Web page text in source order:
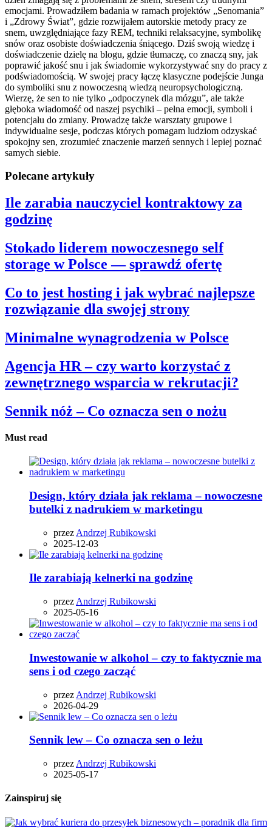
emocjami. Prowadziłem badania w ramach projektów „Senomania”
i „Zdrowy Świat”, gdzie rozwijałem autorskie metody pracy ze
snem, uwzględniające fazy REM, techniki relaksacyjne, symbolikę
snów oraz osobiste doświadczenia śniącego. Dziś swoją wiedzę i
doświadczenie dzielę na blogu, gdzie tłumaczę, co znaczą sny, jak
poprawić jakość snu i jak świadomie wykorzystywać sny do pracy z
podświadomością. W swojej pracy łączę klasyczne podejście Junga
do symboliki snu z nowoczesną wiedzą neuropsychologiczną.
Wierzę, że sen to nie tylko „odpoczynek dla mózgu”, ale także
głęboka wiadomość od naszej psychiki – pełna emocji, symboli i
potencjału do zmiany. Prowadzę także warsztaty grupowe i
indywidualne sesje, podczas których pomagam ludziom odzyskać
spokojny sen, zrozumieć znaczenie marzeń sennych i lepiej poznać
samych siebie.
Polecane artykuły
Ile zarabia nauczyciel kontraktowy za
godzinę
Stokado liderem nowoczesnego self
storage w Polsce — sprawdź ofertę
Co to jest hosting i jak wybrać najlepsze
rozwiązanie dla swojej strony
Minimalne wynagrodzenia w Polsce
Agencja HR – czy warto korzystać z
zewnętrznego wsparcia w rekrutacji?
Sennik nóż – Co oznacza sen o nożu
Must read
Design, który działa jak reklama – nowoczesne
butelki z nadrukiem w marketingu
przez Andrzej Rubikowski
2025-12-03
Ile zarabiają kelnerki na godzinę
przez Andrzej Rubikowski
2025-05-16
Inwestowanie w alkohol – czy to faktycznie ma
sens i od czego zacząć
przez Andrzej Rubikowski
2026-04-29
Sennik lew – Co oznacza sen o leżu
przez Andrzej Rubikowski
2025-05-17
Zainspiruj się